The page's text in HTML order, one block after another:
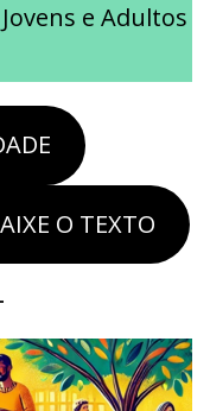
e Adultos
O TEXTO